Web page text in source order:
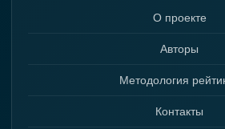
О проекте
Авторы
Методология
Контакты